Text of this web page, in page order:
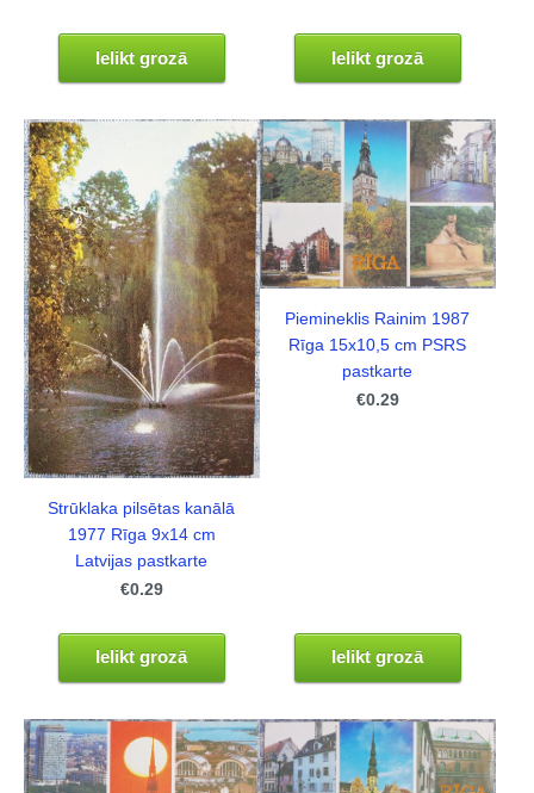
Ielikt grozā Ielikt grozā
Strūklaka pilsētas kanālā
1977 Rīga 9x14 cm
Latvijas pastkarte
€0.29
Ielikt grozā
Piemineklis Rainim 1987
Rīga 15x10,5 cm PSRS
pastkarte
€0.29
Ielikt grozā